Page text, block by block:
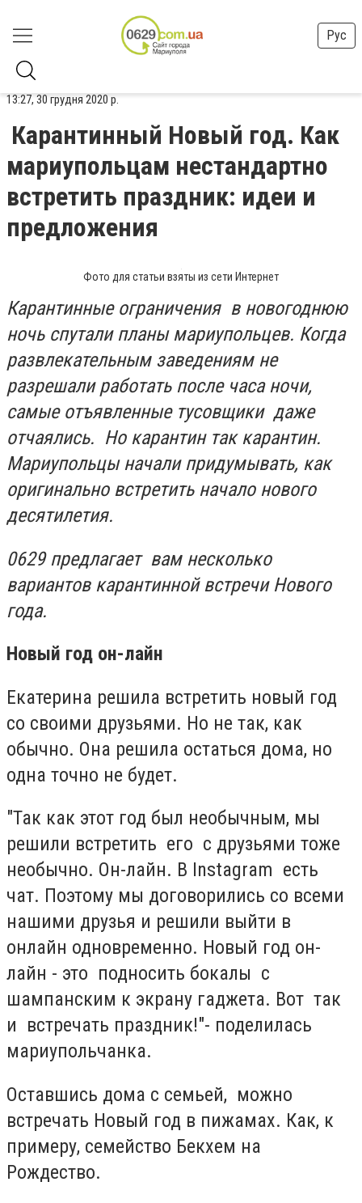
Рус
13:27, 30 грудня 2020 р.
Карантинный Новый год. Как
мариупольцам нестандартно
встретить праздник: идеи и
предложения
Фото для статьи взяты из сети Интернет
Карантинные ограничения в новогоднюю
ночь спутали планы мариупольцев. Когда
развлекательным заведениям не
разрешали работать после часа ночи,
самые отъявленные тусовщики даже
отчаялись. Нокарантин так карантин.
Мариупольцы начали придумывать, как
оригинально встретить начало нового
десятилетия.
0629 предлагает вам несколько
вариантов карантинной встречи Нового
года.
Новый год он-лайн
Екатерина решила встретить новый год
со своими друзьями. Но не так, как
обычно. Она решила остаться дома, но
одна точно не будет.
"Так как этот год был необычным, мы
решили встретить его с друзьями тоже
необычно. Он-лайн. В Instagram есть
чат. Поэтому мы договорились со всеми
нашими друзья и решили выйти в
онлайн одновременно. Новый год он-
лайн - это подносить бокалы с
шампанским к экрану гаджета. Вот так
и встречать праздник!"- поделилась
мариупольчанка.
Оставшись дома с семьей, можно
встречать Новый год в пижамах. Как, к
примеру, семейство Бекхем на
Рождество.